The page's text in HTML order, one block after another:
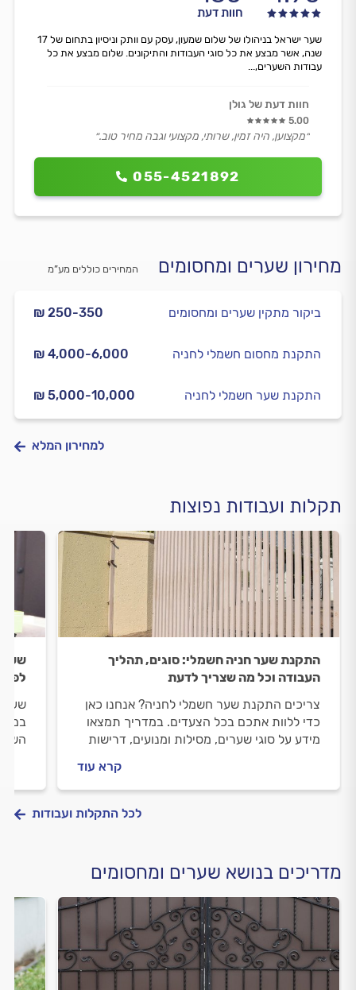
חוות דעת
055-4521892
שער ישראל בניהולו של שלום שמעון, עסק עם וותק וניסיון בתחום של 17
שנה, אשר מבצע את כל סוגי העבודות והתיקונים. שלום מבצע את כל
עבודות השערים,...
חוות דעת של גולן
5.00
״מקצוען, היה זמין, שרותי, מקצועי וגבה מחיר טוב.״
מחירון שערים ומחסומים המחירים כוללים מע”מ
₪ 250-350 ביקור מתקין שערים ומחסומים
₪ 4,000-6,000 התקנת מחסום חשמלי לחניה
₪ 5,000-10,000 התקנת שער חשמלי לחניה
למחירון המלא
תקלות ועבודות נפוצות
התקנת שער חניה חשמלי: סוגים, תהליך
העבודה וכל מה שצריך לדעת
צריכים התקנת שער חשמלי לחניה? אנחנו כאן
כדי ללוות אתכם בכל הצעדים. במדריך תמצאו
מידע על סוגי שערים, מסילות ומנועים, דרישות
קרא עוד
שער
שער
לכל התקלות ועבודות
מדריכים בנושא שערים ומחסומים